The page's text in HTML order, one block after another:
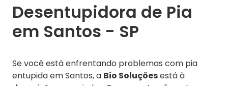
Desentupidora de Pia
em Santos - SP
Se você está enfrentando problemas com pia
entupida em Santos, a Bio Soluçõesestá à